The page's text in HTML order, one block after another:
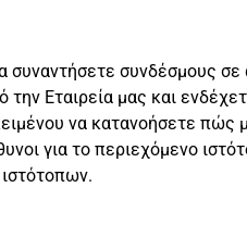
συναντήσετε συνδέσμους
Εταιρεία μας και
να κατανοήσετε
για το περιεχόμενο